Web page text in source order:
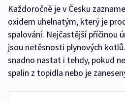
Každoročně je v Česku
oxidem uhelnatým, který je
spalování. Nejčastější příčinou
jsou netěsnosti plynových
snadno nastat i tehdy, pokud
spalin z topidla nebo je